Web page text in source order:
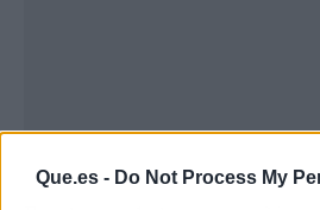
Que.es - Do Not Process My